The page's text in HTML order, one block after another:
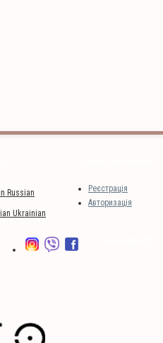
Реєстрація
Авторизація
Russian
Ukrainian